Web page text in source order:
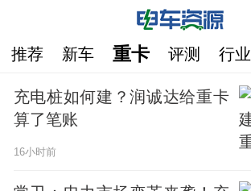
推荐 新车 重卡 评测 行业
充电桩如何建？润诚达给重卡
算了笔账
16小时前